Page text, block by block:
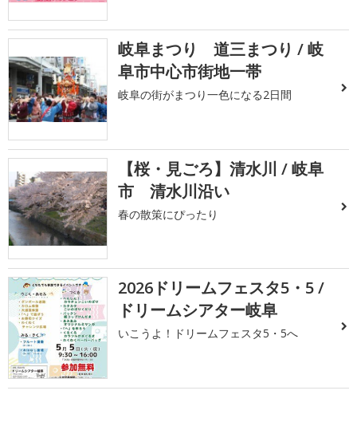
岐阜まつり 道三まつり / 岐
阜市中心市街地一帯
岐阜の街がまつり一色になる2日間
【桜・見ごろ】清水川 / 岐阜
市 清水川沿い
春の散策にぴったり
2026ドリームフェスタ5・5 /
ドリームシアター岐阜
いこうよ！ドリームフェスタ5・5へ